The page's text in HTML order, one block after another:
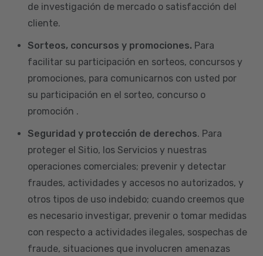
de investigación de mercado o satisfacción del
cliente.
Sorteos, concursos y promociones. Para
facilitar su participación en sorteos, concursos y
promociones, para comunicarnos con usted por
su participación en el sorteo, concurso o
promoción .
Seguridad y protección de derechos. Para
proteger el Sitio, los Servicios y nuestras
operaciones comerciales; prevenir y detectar
fraudes, actividades y accesos no autorizados, y
otros tipos de uso indebido; cuando creemos que
es necesario investigar, prevenir o tomar medidas
con respecto a actividades ilegales, sospechas de
fraude, situaciones que involucren amenazas